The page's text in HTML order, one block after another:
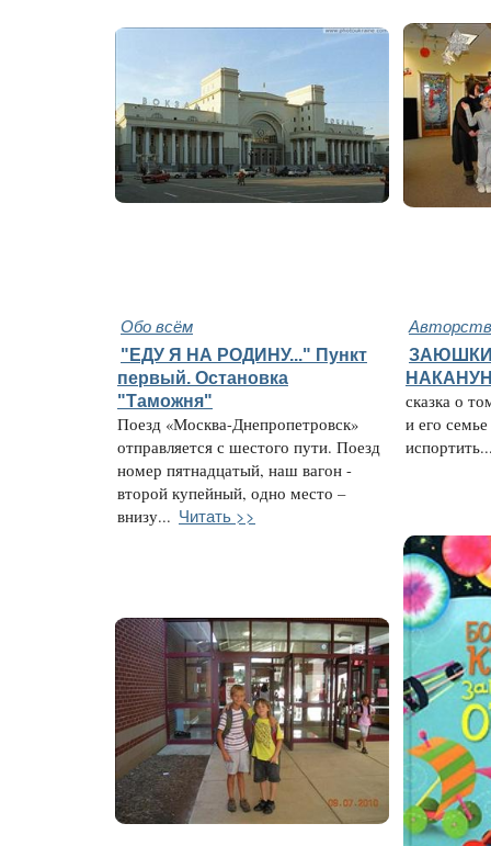
Обо всём
"ЕДУ Я НА РОДИНУ..." Пункт
первый. Остановка
"Таможня"
Поезд «Москва-Днепропетровск»
отправляется с шестого пути. Поезд
номер пятнадцатый, наш вагон -
второй купейный, одно место –
внизу... Читать >>
сказка о
и его